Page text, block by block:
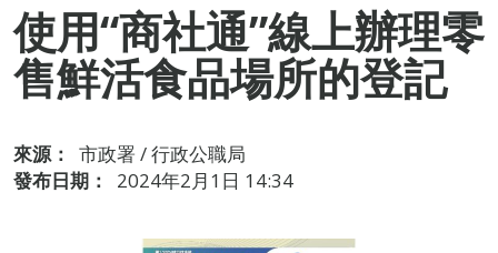
使用“商社通”線上辦理零
售鮮活食品場所的登記
來源：
市政署 / 行政公職局
發布日期：
2024年2月1日 14:34